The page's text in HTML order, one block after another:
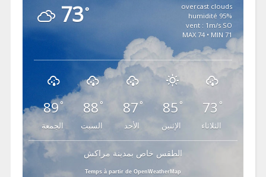
73°
overcast clouds
95% humidité
vent : 1m/s SO
MAX 74 • MIN 71
89°
الجمعة
88 °
السبت
87°
الأحد
85 °
الإثنين
73 °
الثلاثاء
الطقس خاص بمدينة مراكش
Temps à partir de OpenWeatherMap